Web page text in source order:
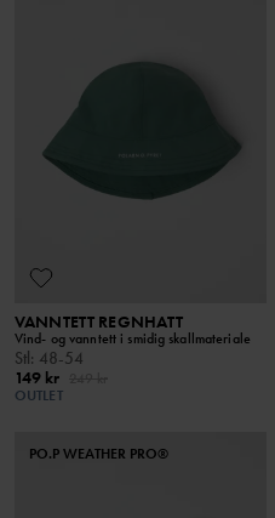
VANNTETT REGNHATT
Vind- og vanntett i smidig skallmateriale
Stl: 48-54
149 kr
OUTLET
PO.P WEATHER PRO®